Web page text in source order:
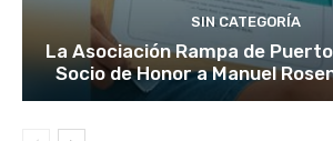
SIN CATEGORÍA
La Asociación Rampa de
Socio de Honor a Manuel